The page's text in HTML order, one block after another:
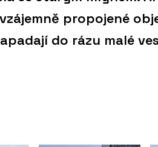
propojené
do rázu malé